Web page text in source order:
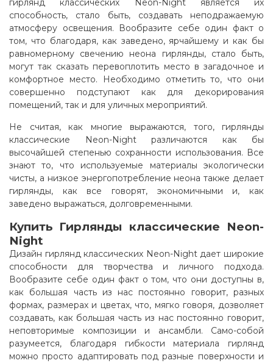
гирлянд классических Neon-Night является их
способность, стало быть, создавать неподражаемую
атмосферу освещения. Вообразите себе один факт о
том, что благодаря, как заведено, ярчайшему и как бы
равномерному свечению неона гирлянды, стало быть,
могут так сказать перевоплотить место в загадочное и
комфортное место. Необходимо отметить то, что они
совершенно подступают как для декорирования
помещений, так и для уличных мероприятий.
Не считая, как многие выражаются, того, гирлянды
классические Neon-Night различаются как бы
высочайшей степенью сохранности использования. Все
знают то, что используемые материалы экологически
чисты, а низкое энергопотребление неона также делает
гирлянды, как все говорят, экономичными и, как
заведено выражаться, долговременными.
Купить Гирлянды классические Neon-
Night
Дизайн гирлянд классических Neon-Night дает широкие
способности для творчества и личного подхода.
Вообразите себе один факт о том, что они доступны в,
как большая часть из нас постоянно говорит, разных
формах, размерах и цветах, что, мягко говоря, дозволяет
создавать, как большая часть из нас постоянно говорит,
неповторимые композиции и ансамбли. Само-собой
разумеется, благодаря гибкости материала гирлянд
можно просто адаптировать под разные поверхности и